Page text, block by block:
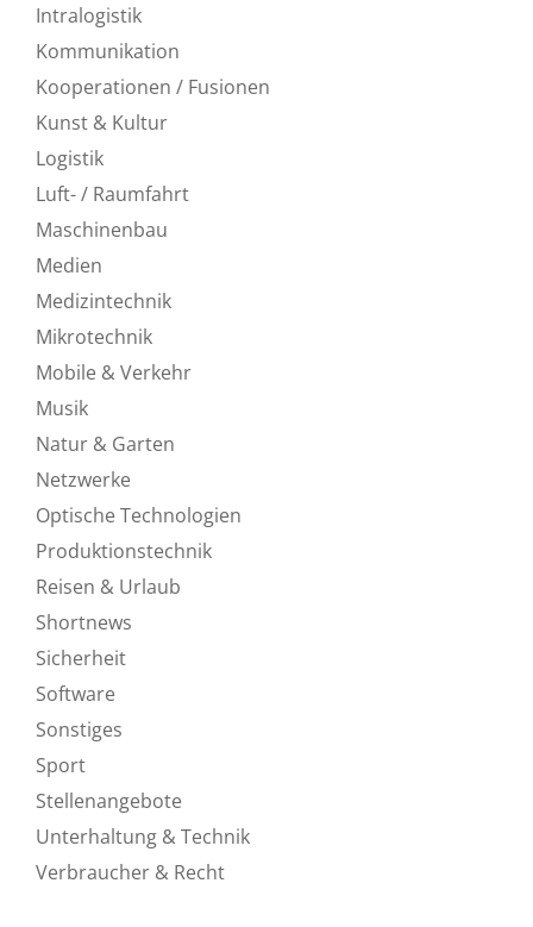
Intralogistik
Kommunikation
Kooperationen / Fusionen
Kunst & Kultur
Logistik
Luft- / Raumfahrt
Maschinenbau
Medien
Medizintechnik
Mikrotechnik
Mobile & Verkehr
Musik
Natur & Garten
Netzwerke
Optische Technologien
Produktionstechnik
Reisen & Urlaub
Shortnews
Sicherheit
Software
Sonstiges
Sport
Stellenangebote
Unterhaltung & Technik
Verbraucher & Recht